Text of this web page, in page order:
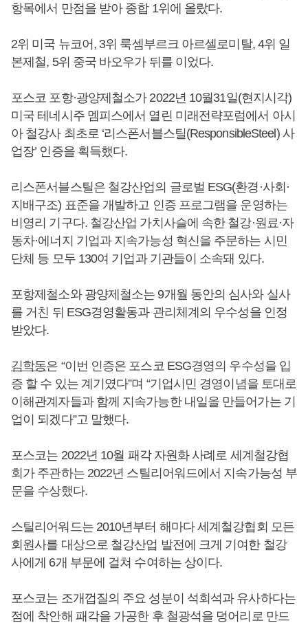
항목에서 만점을 받아 종합 1위에 올랐다.
2위 미국 뉴코어, 3위 룩셈부르크 아르셀로미탈, 4위 일
본제철, 5위 중국 바오우가 뒤를 이었다.
포스코 포항·광양제철소가 2022년 10월31일(현지시각)
미국 테네시주 멤피스에서 열린 미래전략포럼에서 아시
아 철강사 최초로 ‘리스폰서블스틸(ResponsibleSteel) 사
업장’ 인증을 획득했다.
리스폰서블스틸은 철강산업의 글로벌 ESG(환경·사회·
지배구조) 표준을 개발하고 인증 프로그램을 운영하는
비영리 기구다. 철강산업 가치사슬에 속한 철강·원료·자
동차·에너지 기업과 지속가능성 혁신을 주문하는 시민
단체 등 모두 130여 기업과 기관들이 소속돼 있다.
포항제철소와 광양제철소는 9개월 동안의 심사와 실사
를 거친 뒤 ESG경영활동과 관리체계의 우수성을 인정
받았다.
김학동은 “이번 인증은 포스코 ESG경영의 우수성을 입
증 할 수 있는 계기였다”며 “기업시민 경영이념을 토대로
이해관계자들과 함께 지속가능한 내일을 만들어가는 기
업이 되겠다”고 말했다.
포스코는 2022년 10월 패각 자원화 사례로 세계철강협
회가 주관하는 2022년 스틸리어워드에서 지속가능성 부
문을 수상했다.
스틸리어워드는 2010년부터 해마다 세계철강협회 모든
회원사를 대상으로 철강산업 발전에 크게 기여한 철강
사에게 6개 부문에 걸쳐 수여하는 상이다.
포스코는 조개껍질의 주요 성분이 석회석과 유사하다는
점에 착안해 패각을 가공한 후 철광석을 덩어리로 만드